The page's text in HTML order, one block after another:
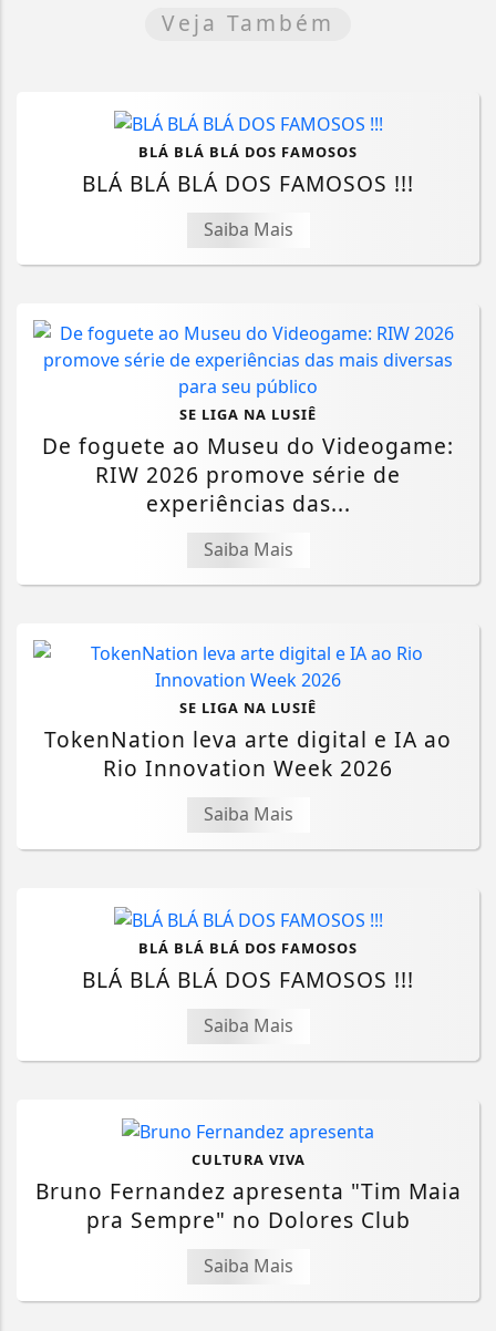
Veja Também
BLÁ BLÁ BLÁ DOS FAMOSOS
BLÁ BLÁ BLÁ DOS FAMOSOS !!!
Saiba Mais
SE LIGA NA LUSIÊ
De foguete ao Museu do Videogame:
RIW 2026 promove série de
experiências das...
Saiba Mais
SE LIGA NA LUSIÊ
TokenNation leva arte digital e IA ao
Rio Innovation Week 2026
Saiba Mais
BLÁ BLÁ BLÁ DOS FAMOSOS
BLÁ BLÁ BLÁ DOS FAMOSOS !!!
Saiba Mais
CULTURA VIVA
Bruno Fernandez apresenta "Tim Maia
pra Sempre" no Dolores Club
Saiba Mais